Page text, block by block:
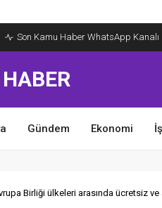
Son Kamu Haber WhatsApp Kanalı
Gündem Ekonomi
Birliği ülkeleri arasında ücretsiz